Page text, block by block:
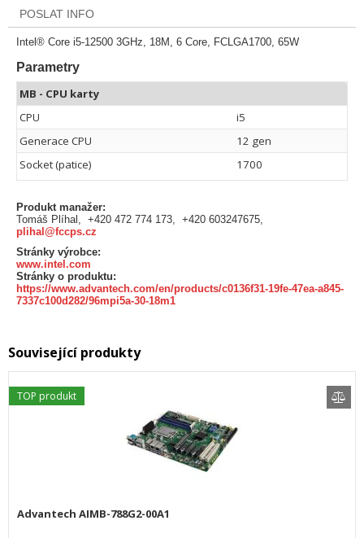
POSLAT INFO
Intel® Core i5-12500 3GHz, 18M, 6 Core, FCLGA1700, 65W
Parametry
MB - CPU karty
CPU
i5
Generace CPU
12 gen
Socket (patice)
1700
Produkt manažer:
Tomáš Plíhal, +420 472 774 173, +420 603247675,
plihal@fccps.cz
Stránky výrobce:
www.intel.com
Stránky o produktu:
https://www.advantech.com/en/products/c0136f31-19fe-47ea-a845-
7337c100d282/96mpi5a-30-18m1
Související produkty
Advantech AIMB-788G2-00A1
TOP produkt